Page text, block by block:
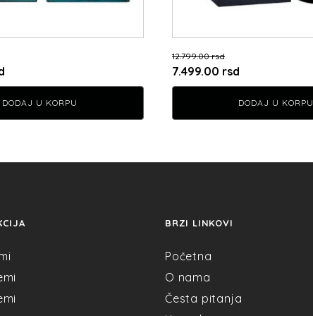
cena
je:
8.999.00 rsd.
DODAJ U KORPU
12.799.00rsd
Originalna
cena
bila:
7.499.00 rsd
cena
je:
7.499.00 rsd.
DODAJ U KORPU
BRZI LINKOVI
Početna
O nama
Česta pitanja